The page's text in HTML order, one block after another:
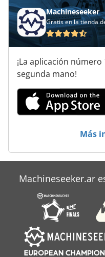
Machineseeker
Gratis en la tienda
¡La aplicación
segunda mano!
Más
Machineseeker.ar